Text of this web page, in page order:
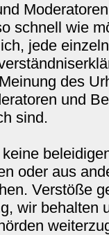
schnell wie
jede
des
und
sind.
oder aus
Verstöße
wir behalten